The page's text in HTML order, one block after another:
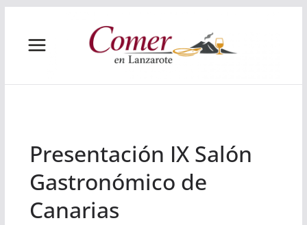
contenido
Presentación IX Salón
Gastronómico de
Canarias